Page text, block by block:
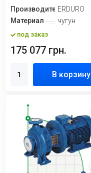
ПроизводительERDURO
Материал
чугун
под заказ
175 077 грн.
В корзину